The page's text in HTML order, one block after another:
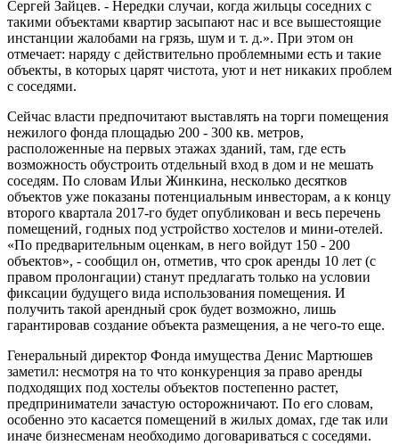
Сергей Зайцев. - Нередки случаи, когда жильцы соседних с
такими объектами квартир засыпают нас и все вышестоящие
инстанции жалобами на грязь, шум и т. д.». При этом он
отмечает: наряду с действительно проблемными есть и такие
объекты, в которых царят чистота, уют и нет никаких проблем
с соседями.
Сейчас власти предпочитают выставлять на торги помещения
нежилого фонда площадью 200 - 300 кв. метров,
расположенные на первых этажах зданий, там, где есть
возможность обустроить отдельный вход в дом и не мешать
соседям. По словам Ильи Жинкина, несколько десятков
объектов уже показаны потенциальным инвесторам, а к концу
второго квартала 2017-го будет опубликован и весь перечень
помещений, годных под устройство хостелов и мини-отелей.
«По предварительным оценкам, в него войдут 150 - 200
объектов», - сообщил он, отметив, что срок аренды 10 лет (с
правом пролонгации) станут предлагать только на условии
фиксации будущего вида использования помещения. И
получить такой арендный срок будет возможно, лишь
гарантировав создание объекта размещения, а не чего-то еще.
Генеральный директор Фонда имущества Денис Мартюшев
заметил: несмотря на то что конкуренция за право аренды
подходящих под хостелы объектов постепенно растет,
предприниматели зачастую осторожничают. По его словам,
особенно это касается помещений в жилых домах, где так или
иначе бизнесменам необходимо договариваться с соседями.